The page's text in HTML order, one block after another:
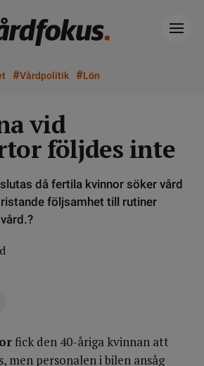
#Vårdpolitik #Lön
vid
följdes inte
då fertila kvinnor söker vård
följsamhet till rutiner
fick den 40-åriga kvinnan att
men personalen i bilen ansåg